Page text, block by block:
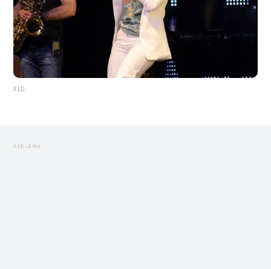
RED.
REKLAMA